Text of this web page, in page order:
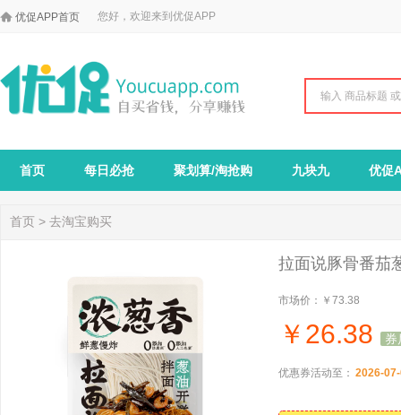
 优促APP首页 您好，欢迎来到优促APP
首页 每日必抢 聚划算/淘抢购 九块九 优促
首页 > 去淘宝购买
拉面说豚骨番茄
市场价： ￥73.38
￥ 26.38 券
优惠券活动至： 2026-